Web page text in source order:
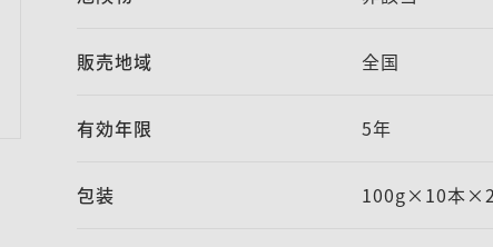
販売地域 全国
有効年限 5年
包装 100g×10本